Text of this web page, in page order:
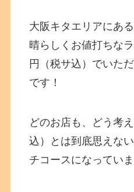
大阪キタエリアにあ
晴らしくお値打ちな
円（税サ込）でいた
です！
どのお店も、どう考
込）とは到底思えな
チコースになっていま